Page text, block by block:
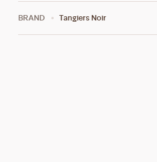
BRAND Tangiers Noir